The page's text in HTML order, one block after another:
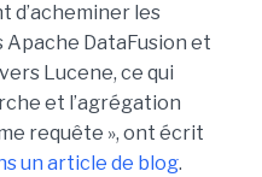
d’acheminer les
DataFusion et
Lucene, ce qui
et l’agrégation
requête », ont écrit
un article de blog.